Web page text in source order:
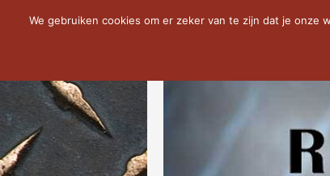
NOW TRENDING: THE VICIOUS
We gebruiken cookies om er zeker van te zijn dat je